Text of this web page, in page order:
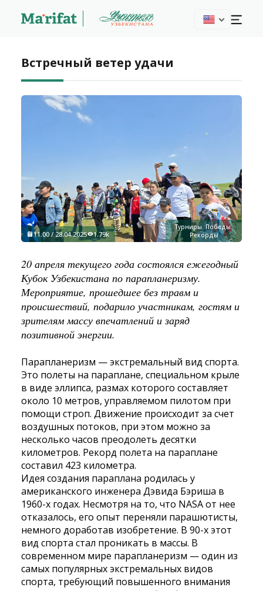
Встречный ветер удачи
Турниры. Победы.
Рекорды
11:00 / 28.04.2025 1.79k
20 апреля текущего года состоялся ежегодный
Кубок Узбекистана по парапланеризму.
Мероприятие, прошедшее без травм и
происшествий, подарило участникам, гостям и
зрителям массу впечатлений и заряд
позитивной энергии.
Парапланеризм — экстремальный вид спорта.
Это полеты на параплане, специальном крыле
в виде эллипса, размах которого составляет
около 10 метров, управляемом пилотом при
помощи строп. Движение происходит за счет
воздушных потоков, при этом можно за
несколько часов преодолеть десятки
километров. Рекорд полета на параплане
составил 423 километра.
Идея создания параплана родилась у
американского инженера Дэвида Бэриша в
1960-х годах. Несмотря на то, что NASAот нее
отказалось, его опыт переняли парашютисты,
немного доработав изобретение. В 90-х этот
вид спорта стал проникать в массы. В
современном мире парапланеризм — один из
самых популярных экстремальных видов
спорта, требующий повышенного внимания